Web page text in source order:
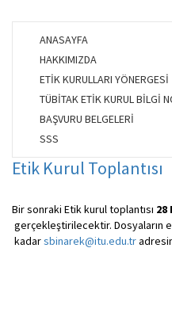
ANASAYFA
HAKKIMIZDA
ETİK KURULLARI YÖNERGESİ
TÜBİTAK ETİK KURUL BİLGİ
BAŞVURU BELGELERİ
SSS
Etik Kurul Toplantısı
Bir sonraki Etik kurul toplantısı 28
gerçekleştirilecektir. Dosyaların
kadarsbinarek@itu.edu.tr